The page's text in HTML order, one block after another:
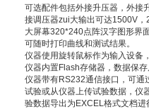
可选配件包括外接升压器，外接
接调压器zui大输出可达1500V
大屏幕320*240点阵汉字图形界
可随时打印曲线和测试结果。
仪器使用旋转鼠标作为输入设备
仪器内置Flash存储器，数据保
仪器带有RS232通信接口，可通
试验或从仪器上传试验数据，仪
验数据导出为EXCEL格式文档进